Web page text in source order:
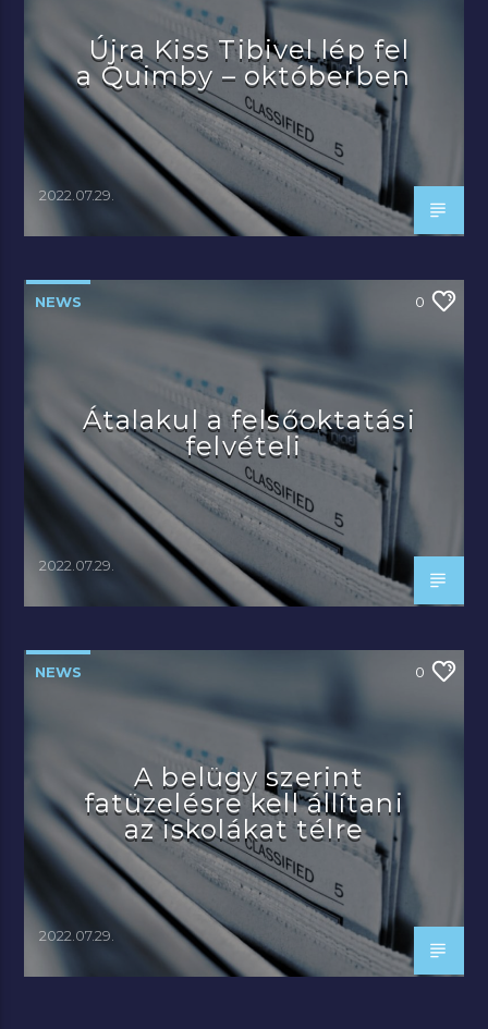
Újra Kiss Tibivel lép fel
a Quimby – októberben
2022.07.29.
NEWS 0
Átalakul a felsőoktatási
felvételi
2022.07.29.
NEWS 0
A belügy szerint
fatüzelésre kell állítani
az iskolákat télre
2022.07.29.